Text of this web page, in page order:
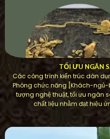
TỐI ƯU NGÂN
Các công trình kiến ​​trúc dân
Phòng chức năng [Khách-ngủ-
tượng nghệ thuật, tối ưu ngân
chất liệu nhằm đạt hiệu